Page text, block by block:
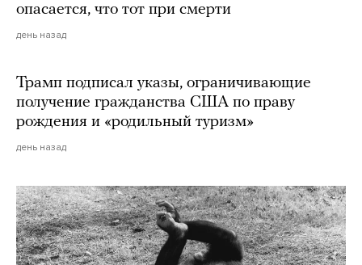
опасается, что тот при смерти
день назад
Трамп подписал указы, ограничивающие
получение гражданства США по праву
рождения и «родильный туризм»
день назад